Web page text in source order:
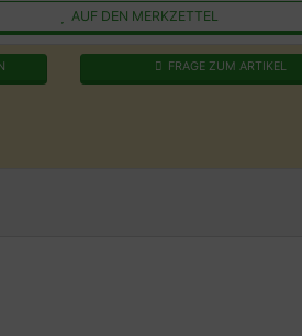
AUF DEN MERKZETTEL
FRAGE ZUM ARTIKEL